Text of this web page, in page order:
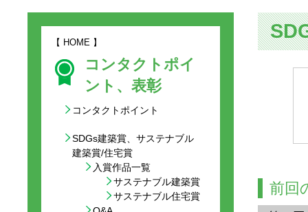
【 HOME 】
コンタクトポイ
ント、表彰
コンタクトポイント
SDGs建築賞、サステナブル
建築賞/住宅賞
入賞作品一覧
サステナブル建築賞
サステナブル住宅賞
前回